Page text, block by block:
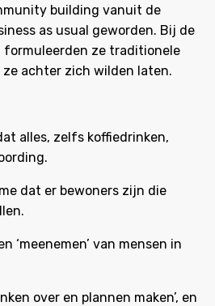
building vanuit de
as usual geworden. Bij de
formuleerden ze traditionele
ze achter zich wilden laten.
alles, zelfs koffiedrinken,
dat er bewoners zijn die
‘meenemen’ van mensen in
over en plannen maken’, en